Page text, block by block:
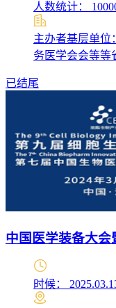
人数统计：
主办者基层单位
务医学会会等等
已结尾
中国医学装备大会
时候：